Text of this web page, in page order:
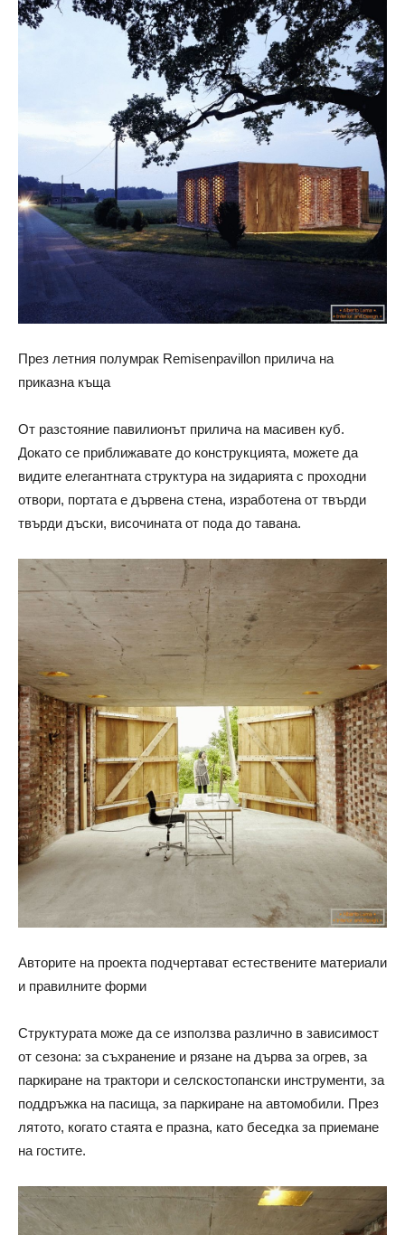
През летния полумрак Remisenpavillon прилича на
приказна къща
От разстояние павилионът прилича на масивен куб.
Докато се приближавате до конструкцията, можете да
видите елегантната структура на зидарията с проходни
отвори, портата е дървена стена, изработена от твърди
твърди дъски, височината от пода до тавана.
Авторите на проекта подчертават естествените материали
и правилните форми
Структурата може да се използва различно в зависимост
от сезона: за съхранение и рязане на дърва за огрев, за
паркиране на трактори и селскостопански инструменти, за
поддръжка на пасища, за паркиране на автомобили. През
лятото, когато стаята е празна, като беседка за приемане
на гостите.